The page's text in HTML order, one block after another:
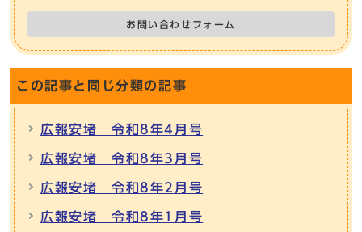
お問い合わせフォーム
この記事と同じ分類の記事
広報安堵 令和8年4月号
広報安堵 令和8年3月号
広報安堵 令和8年2月号
広報安堵 令和8年1月号